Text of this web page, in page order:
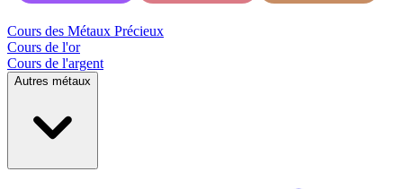
Cours des Métaux Précieux
Cours de l'or
Cours de l'argent
Autres métaux